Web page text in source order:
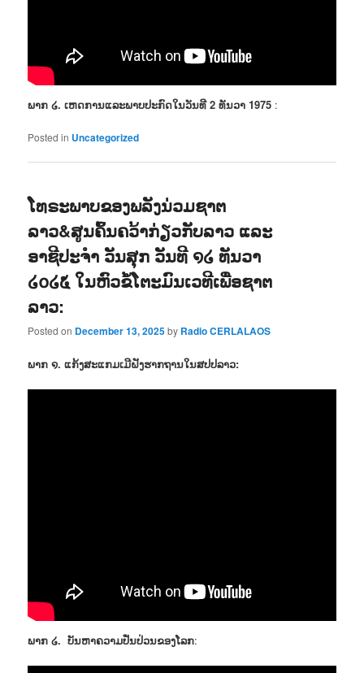
ພາກ ໒. ເຫດການແລະພາບປະກົດໃນວັນທີ 2 ທັນວາ 1975 :
Posted in Uncategorized
ໂທຣະພາບຂອງພລັງນ່ວມຊາຕ
ລາວ&ສູນຄົ້ນຄວ້າກ່ຽວກັບລາວ ແລະ
ອາຊີປະຈຳ ວັນສຸກ ວັນທີ ໑໒ ທັນວາ
໒໐໒໕ ໃນຫົວຂໍ້ໂຕະມົນເວທີເພື່ອຊາຕ
ລາວ:
Posted on December 13, 2025by Radio CERLALAOS
ພາກ ໑. ແກ້ງສະແກມເມີຝັງຮາກຖານໃນສປປລາວ:
ພາກ ໒. ບັນຫາຄວາມປັ່ນປ່ວນຂອງໂລກ: